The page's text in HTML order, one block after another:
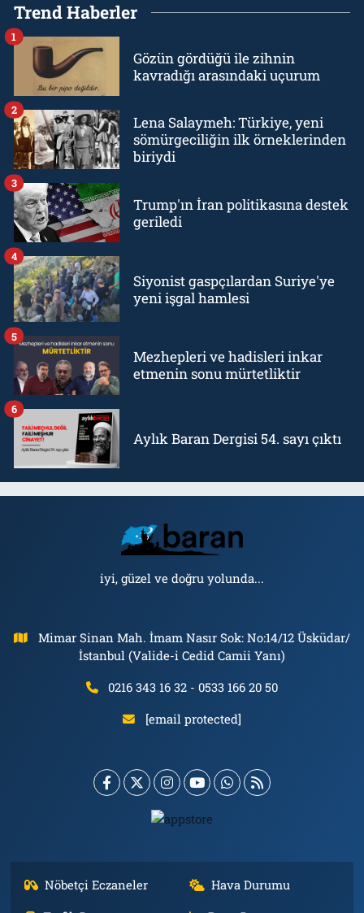
Trend Haberler
Gözün gördüğü ile zihnin
kavradığı arasındaki uçurum
1
Lena Salaymeh: Türkiye, yeni
sömürgeciliğin ilk örneklerinden
biriydi
2
Trump'ın İran politikasına destek
geriledi
3
Siyonist gaspçılardan Suriye'ye
yeni işgal hamlesi
4
Mezhepleri ve hadisleri inkar
etmenin sonu mürtetliktir
5
Aylık Baran Dergisi 54. sayı çıktı
6
iyi, güzel ve doğru yolunda...
Mimar Sinan Mah. İmam Nasır Sok: No:14/12 Üsküdar/
İstanbul (Valide-i Cedid Camii Yanı)
0216 343 16 32 - 0533 166 20 50
[email protected]
Nöbetçi Eczaneler
Hava Durumu